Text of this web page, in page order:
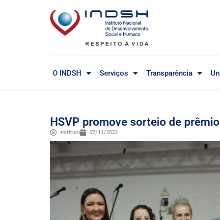
O INDSH Serviços Transparência
HSVP promove sorteio de
instituto 07/11/2022